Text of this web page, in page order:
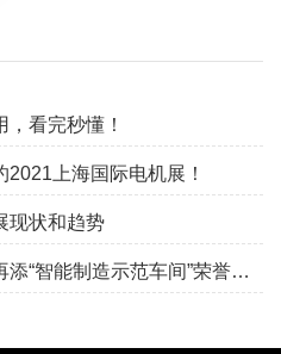
看完秒懂！
上海国际电机展！
现状和趋势
4.【喜讯】点赞！御马精密再添“智能制造示范车间”荣誉称号